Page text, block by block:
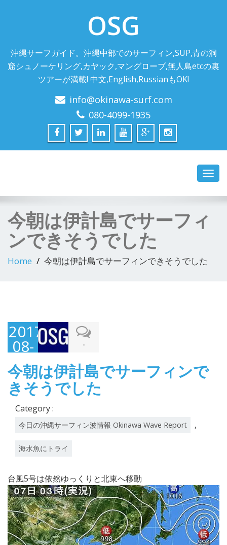
OSG
沖縄サーフガイド。沖縄中部でのサーフィン,SUP,青の洞
窟シュノーケリング,カヤック,マングローブ,無人島etcの裏
ツアーが満載! 中文,English,RussianもOK!
info@okinawa-surf.com
080-4099-1935
今朝は伊計島でサーフィ
ンできそうでした
Home 今朝は伊計島でサーフィンできそうでした
2017-
08-
07
-
今朝は伊計島でサーフィンで
きそうでした
Category :
今日の沖縄サーフィン波情報 Okinawa Wave Report ,
海水魚にトライ
台風5号は依然ゆっくりと北東へ移動